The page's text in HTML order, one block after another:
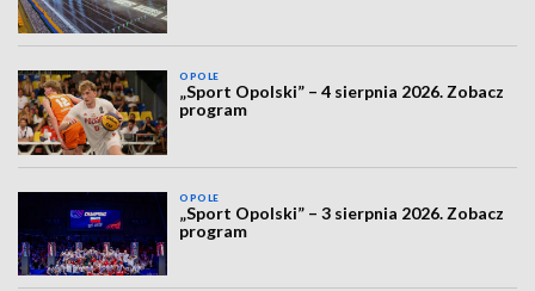
OPOLE
„Sport Opolski” – 4 sierpnia 2026. Zobacz
program
OPOLE
„Sport Opolski” – 3 sierpnia 2026. Zobacz
program